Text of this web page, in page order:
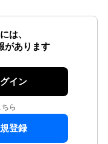
は、
があります
イン
ら
登録